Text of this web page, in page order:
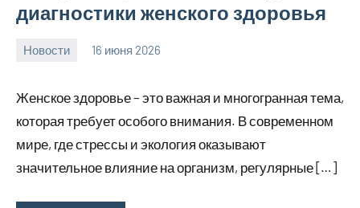
диагностики женского здоровья
Новости 16 июня 2026
Женское здоровье – это важная и многогранная тема,
которая требует особого внимания. В современном
мире, где стрессы и экология оказывают
значительное влияние на организм, регулярные […]